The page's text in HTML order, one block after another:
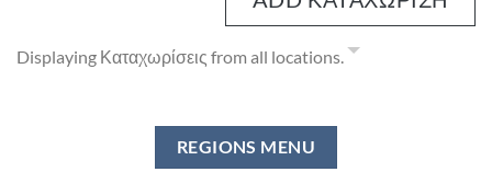
Displaying Καταχωρίσεις from all locations.